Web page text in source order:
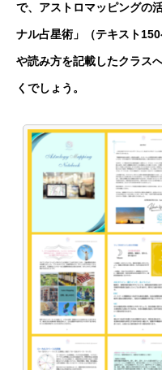
で、アストロマッピングの
ナル占星術」（テキスト
や読み方を記載したクラス
くでしょう。